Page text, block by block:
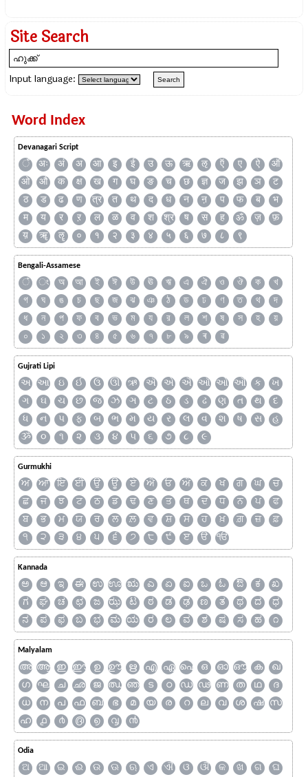
Site Search
Input language:
Word Index
Devanagari Script
ँ अः अं अ आ इ ई उ ऊ ऋ ऌ ऍ ए ऐ
ऑ
ओ
औ क क्ष ख ग घ ङ च छ ज्ञ ज झ ञ
ट
ठ
ड ढ ण त्र त थ द ध न ऩ प फ ब
भ
म
य र ऱ ल ळ व श श्र ष स ह ॐ ज़
फ़
य़
ॠ ॡ ० १ २ ३ ४ ५ ६ ७ ८ ९
Bengali-Assamese
ঁ ং অ আ ই ঈ উ ঊ ঋ এ ঐ ও ঔ ক
খ
গ
ঘ ঙ চ ছ জ ঝ ঞ ঠ ড ঢ ণ ত থ
দ
ধ
ন প ফ ব ভ ম য র ল শ ষ স হ
য়
০
১ ২ ৩ ৪ ৫ ৬ ৭ ৮ ৯ ৰ ৱ
Gujrati Lipi
અ આ ઇ ઈ ઉ ઊ ઋ ઍ એ ઐ ઑ ઓ ઔ ક
ખ
ગ
ઘ ચ છ જ ઝ ઞ ટ ઠ ડ ઢ ણ ત થ
દ
ધ
ન પ ફ બ ભ મ ય ર લ વ શ ષ સ
હ
ૐ
૦ ૧ ૨ ૩ ૪ ૫ ૬ ૭ ૮ ૯
Gurmukhi
ਅ ਆ ਇ ਈ ਉ ਊ ਏ ਐ ਓ ਔ ਕ ਖ ਗ ਘ
ਚ
ਛ
ਜ ਝ ਟ ਠ ਡ ਢ ਣ ਤ ਥ ਦ ਧ ਨ ਪ
ਫ
ਬ
ਭ ਮ ਯ ਰ ਲ ਲ਼ ਵ ਸ਼ ਸ ਹ ਖ਼ ਗ਼ ਜ਼
ਫ਼
੧
੨ ੩ ੪ ੫ ੬ ੭ ੮ ੯ ੲ ੳ ੴ
Kannada
ಅ ಆ ಇ ಈ ಉ ಊ ಋ ಎ ಏ ಐ ಒ ಓ ಔ ಕ
ಖ
ಗ
ಘ ಚ ಛ ಜ ಝ ಟ ಠ ಡ ಢ ಣ ತ ಥ ದ
ಧ
ನ
ಪ ಫ ಬ ಭ ಮ ಯ ರ ಲ ವ ಶ ಷ ಸ ಹ ೧
Malyalam
അ ആ ഇ ഈ ഉ ഊ ഋ എ ഏ ഐ ഒ ഓ ഔ ക
ഖ
ഗ
ഘ ച ഛ ജ ഝ ഞ ട ഠ ഡ ഢ ണ ത ഥ
ദ
ധ
ന പ ഫ ബ ഭ മ യ ര റ ല വ ശ ഷ
സ
ഹ
൧ ൪ ൫ ൭ ൮ ൯
Odia
ଅ ଆ ଇ ଈ ଉ ଊ ଋ ଏ ଐ ଓ ଔ କ ଖ ଗ
ଘ